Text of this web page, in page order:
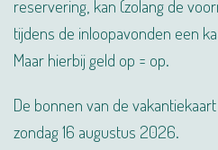
reservering, kan (zolang de
tijdens de inloopavonden een
Maar hierbij geld op = op.
De bonnen van de
zondag 16 augustus 2026.